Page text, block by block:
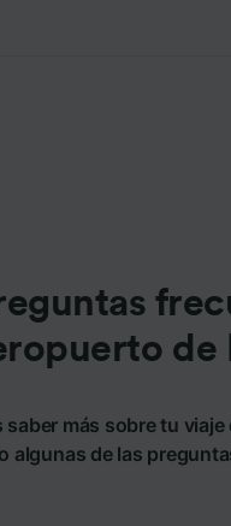
de
saber más sobre tu
algunas de las